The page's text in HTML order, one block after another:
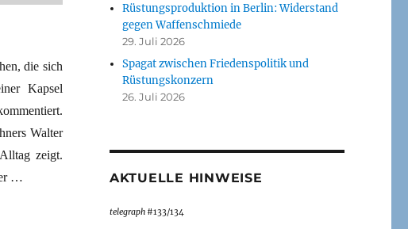
die sich
Kapsel
Walter
zeigt.
…
Rüstungsproduktion in Berlin: Widerstand
gegen Waffenschmiede
29. Juli 2026
Spagat zwischen Friedenspolitik und
Rüstungskonzern
26. Juli 2026
AKTUELLE HINWEISE
telegraph#133/134